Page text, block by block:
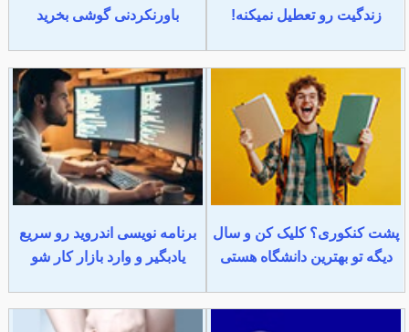
زندگیت رو تعطیل نمیکنه!
باورنکردنی گوشی بخرید
پشت کنکوری؟ کلیک کن و سال
دیگه تو بهترین دانشگاه هستی
برنامه نویسی اندروید رو سریع
یادبگیر و وارد بازار کار شو